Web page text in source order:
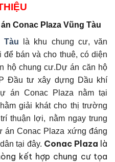
Conac Plaza Vũng Tàu
Tàu
là khu chung cư, văn
bán và cho thuê, có diện
hộ chung cư.Dự án căn hộ
Đầu tư xây dựng Dầu khí
án Conac Plaza nằm tại
giải khát cho thị trường
thuận lợi, nằm ngay trung
án Conac Plaza xứng đáng
tại đây. Conac Plaza là
kết hợp chung cư tọa